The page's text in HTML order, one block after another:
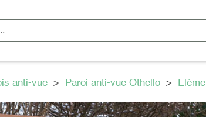
anti-vue > Paroi anti-vue Othello >